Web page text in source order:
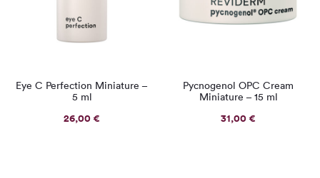
Eye C Perfection Miniature –
5 ml
26,00€
Pycnogenol OPC Cream
Miniature – 15 ml
31,00€